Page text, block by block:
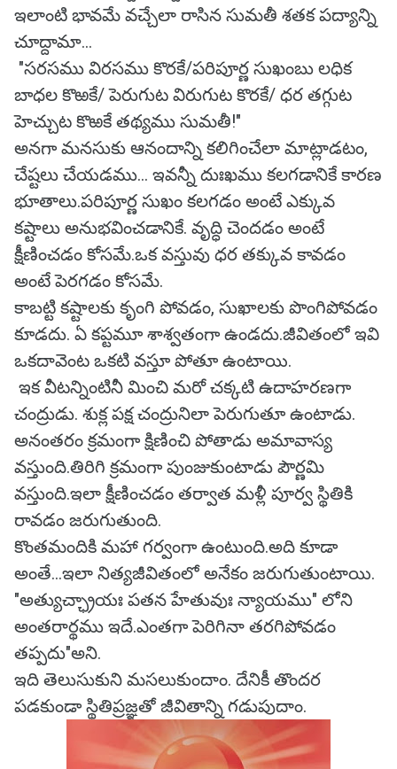
ఇలాంటి భావమే వచ్చేలా రాసిన సుమతీ శతక పద్యాన్ని
చూద్దామా...
"సరసము విరసము కొరకే/పరిపూర్ణ సుఖంబు లధిక
బాధల కొఱకే/ పెరుగుట విరుగుట కొరకే/ ధర తగ్గుట
హెచ్చుట కొఱకే తథ్యము సుమతీ!"
అనగా మనసుకు ఆనందాన్ని కలిగించేలా మాట్లాడటం,
చేష్టలు చేయడము... ఇవన్నీ దుఃఖము కలగడానికే కారణ
భూతాలు.పరిపూర్ణ సుఖం కలగడం అంటే ఎక్కువ
కష్టాలు అనుభవించడానికే. వృద్ధి చెందడం అంటే
క్షీణించడం కోసమే.ఒక వస్తువు ధర తక్కువ కావడం
అంటే పెరగడం కోసమే.
కాబట్టి కష్టాలకు కృంగి పోవడం, సుఖాలకు పొంగిపోవడం
కూడదు. ఏ కప్టమూ శాశ్వతంగా ఉండదు.జీవితంలో ఇవి
ఒకదావెంట ఒకటి వస్తూ పోతూ ఉంటాయి.
ఇక వీటన్నింటినీ మించి మరో చక్కటి ఉదాహరణగా
చంద్రుడు. శుక్ల పక్ష చంద్రునిలా పెరుగుతూ ఉంటాడు.
అనంతరం క్రమంగా క్షిణించి పోతాడు అమావాస్య
వస్తుంది.తిరిగి క్రమంగా పుంజుకుంటాడు పౌర్ణమి
వస్తుంది.ఇలా క్షీణించడం తర్వాత మళ్లీ పూర్వ స్థితికి
రావడం జరుగుతుంది.
కొంతమందికి మహా గర్వంగా ఉంటుంది.అది కూడా
అంతే...ఇలా నిత్యజీవితంలో అనేకం జరుగుతుంటాయి.
"అత్యుచ్ఛ్రాయః పతన హేతువుః న్యాయము" లోని
అంతరార్థము ఇదే.ఎంతగా పెరిగినా తరగిపోవడం
తప్పదు"అని.
ఇది తెలుసుకుని మసలుకుందాం. దేనికీ తొందర
పడకుండా స్థితిప్రజ్ఞతో జీవితాన్ని గడుపుదాం.